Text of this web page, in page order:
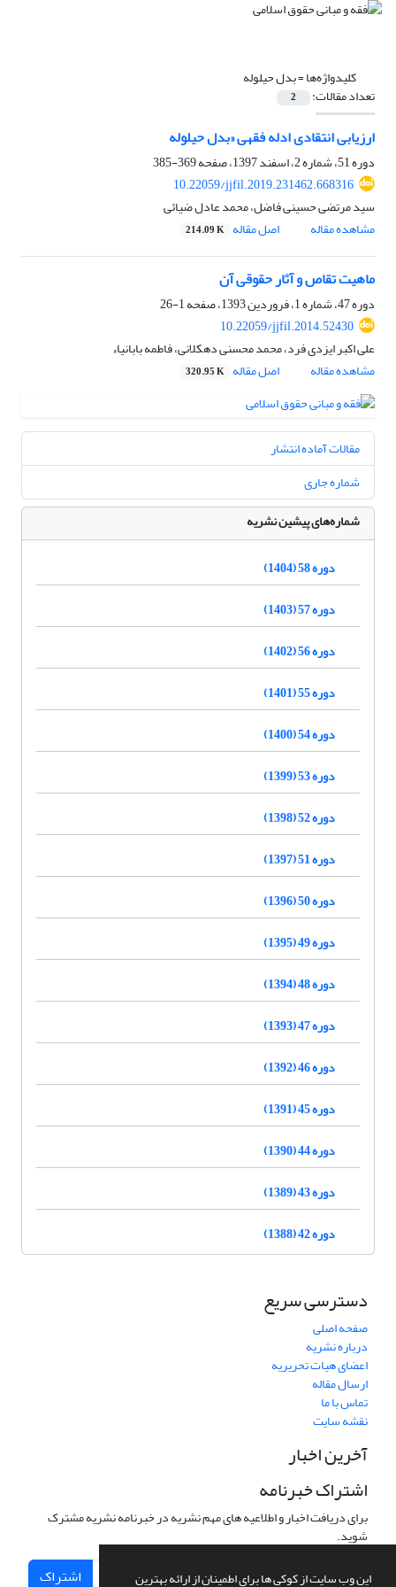
این وب سایت از کوکی ها برای اطمینان از ارائه بهترین
کلیدواژه‌ها =بدل حیلوله
تعداد مقالات: 2
ارزیابی انتقادی ادله فقهی «بدل حیلوله
دوره 51، شماره 2، اسفند 1397، صفحه
369-385
10.22059/jjfil.2019.231462.668316
سید مرتضی حسینی فاضل، محمد عادل ضیائی
مشاهده مقاله
اصل مقاله 214.09 K
ماهیت تقاص و آثار حقوقی آن
دوره 47، شماره 1، فروردین 1393، صفحه
1-26
10.22059/jjfil.2014.52430
علی اکبر ایزدی فرد، محمد محسنی دهکلانی، فاطمه بابانیاء
مشاهده مقاله
اصل مقاله 320.95 K
مقالات آماده انتشار
شماره جاری
شماره‌های پیشین نشریه
دوره 58 (1404)
دوره 57 (1403)
دوره 56 (1402)
دوره 55 (1401)
دوره 54 (1400)
دوره 53 (1399)
دوره 52 (1398)
دوره 51 (1397)
دوره 50 (1396)
دوره 49 (1395)
دوره 48 (1394)
دوره 47 (1393)
دوره 46 (1392)
دوره 45 (1391)
دوره 44 (1390)
دوره 43 (1389)
دوره 42 (1388)
دسترسی سریع
صفحه اصلی
درباره نشریه
اعضای هیات تحریریه
ارسال مقاله
تماس با ما
نقشه سایت
آخرین اخبار
اشتراک خبرنامه
برای دریافت اخبار و اطلاعیه های مهم نشریه در خبرنامه نشریه مشترک
شوید.
اشتراک